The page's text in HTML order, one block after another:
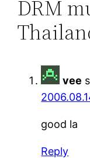
DRM
vee
good la
Reply